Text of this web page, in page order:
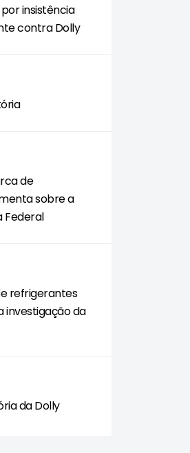
insistência
contra Dolly
de
sobre a
Federal
refrigerantes
investigação da
da Dolly​